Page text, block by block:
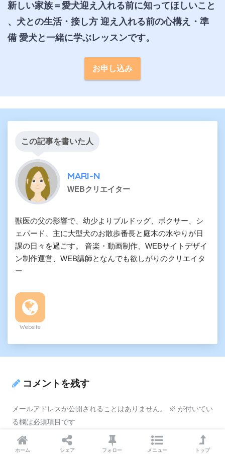
新しい家族＝愛犬迎え入れる前に知ってほしいこと
、犬との生活・接し方 迎え入れる前の心構え・準
備 愛犬と一緒に学ぶレッスンです。
お申し込み
この記事を書いた人
MARI-N
WEBクリエイター
獣医の父の影響で、幼少よりブルドッグ、ボクサー、シ
ェパード、主に大型犬のお散歩番長と庭木の水やりが日
課の日々を過ごす。 音楽・動画制作、WEBサイトデザイ
ン制作運営、WEB講師となんでも欲しがりのクリエイタ
ー
Website
コメントを残す
メールアドレスが公開されることはありません。 ※ が付いてい
る欄は必須項目です
コメント
ホーム シェア フォロー メニュー トップ